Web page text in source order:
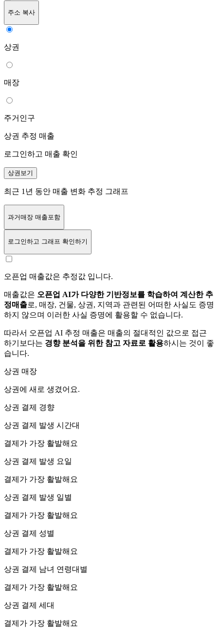
주소 복사
상권
매장
주거인구
상권 추정 매출
로그인하고 매출 확인
상권보기
최근 1년 동안 매출 변화 추정 그래프
과거매장 매출포함
로그인하고 그래프 확인하기
오픈업 매출값은 추정값 입니다.
매출값은 오픈업 AI가 다양한 기반정보를 학습하여 계산한 추
정매출로, 매장, 건물, 상권, 지역과 관련된 어떠한 사실도 증명
하지 않으며 이러한 사실 증명에 활용할 수 없습니다.
따라서 오픈업 AI 추정 매출은 매출의 절대적인 값으로 접근
하기보다는 경향 분석을 위한 참고 자료로 활용하시는 것이 좋
습니다.
상권 매장
상권에 새로 생겼어요.
상권 결제 경향
상권 결제 발생 시간대
결제가 가장 활발해요
상권 결제 발생 요일
결제가 가장 활발해요
상권 결제 발생 일별
결제가 가장 활발해요
상권 결제 성별
결제가 가장 활발해요
상권 결제 남녀 연령대별
결제가 가장 활발해요
상권 결제 세대
결제가 가장 활발해요